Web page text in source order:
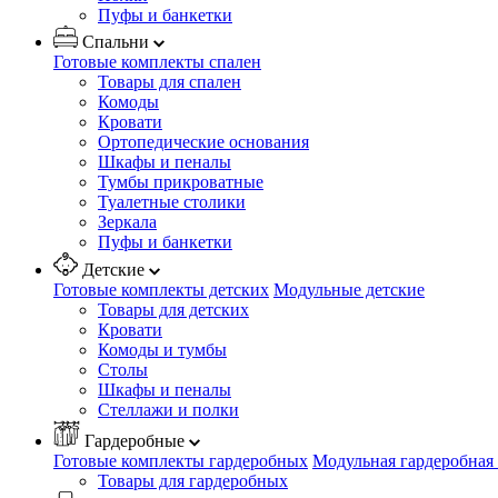
Пуфы и банкетки
Спальни
Готовые комплекты спален
Товары для спален
Комоды
Кровати
Ортопедические основания
Шкафы и пеналы
Тумбы прикроватные
Туалетные столики
Зеркала
Пуфы и банкетки
Детские
Готовые комплекты детских Модульные детские
Товары для детских
Кровати
Комоды и тумбы
Столы
Шкафы и пеналы
Стеллажи и полки
Гардеробные
Готовые комплекты гардеробных Модульная
Товары для гардеробных